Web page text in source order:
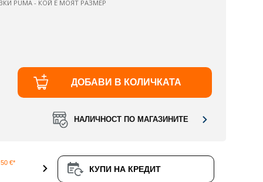
PUMA - КОЙ Е МОЯТ РАЗМЕР
ДОБАВИ В КОЛИЧКАТА
НАЛИЧНОСТ ПО МАГАЗИНИТЕ
€*
КУПИ НА КРЕДИТ